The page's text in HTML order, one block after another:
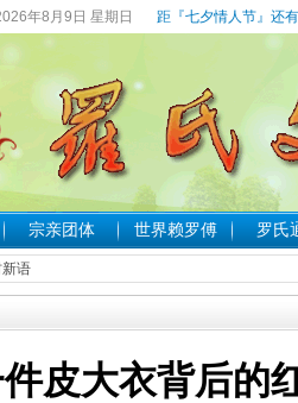
年8月9日 星期日 距『七夕情人节』还
宗亲团体 世界赖罗傅 罗氏
语
皮大衣背后的